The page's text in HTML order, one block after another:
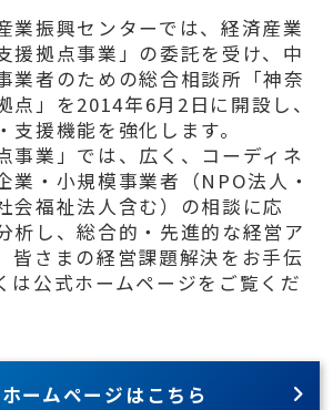
業振興センターでは、経済産業
援拠点事業」の委託を受け、中
業者のための総合相談所「神奈
点」を2014年6月2日に開設し、
支援機能を強化します。
事業」では、広く、コーディネ
業・小規模事業者（NPO法人・
会福祉法人含む）の相談に応
析し、総合的・先進的な経営ア
皆さまの経営課題解決をお手伝
は公式ホームページをご覧くだ
ームページはこちら